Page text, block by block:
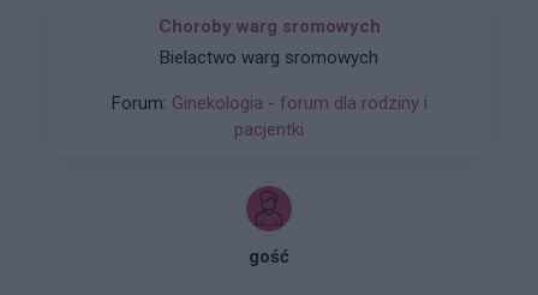
Choroby warg sromowych
Bielactwo warg sromowych
Forum: Ginekologia - forum dla rodziny i
pacjentki
gość